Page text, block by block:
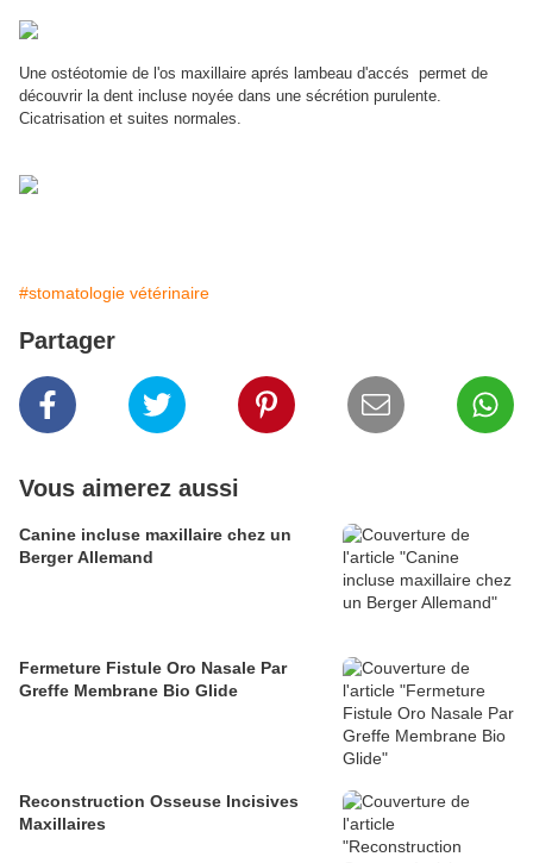
Une ostéotomie de l'os maxillaire aprés lambeau d'accés permet de
découvrir la dent incluse noyée dans une sécrétion purulente.
Cicatrisation et suites normales.
#stomatologie vétérinaire
Partager
Vous aimerez aussi
Canine incluse maxillaire chez un
Berger Allemand
Fermeture Fistule Oro Nasale Par
Greffe Membrane Bio Glide
Reconstruction Osseuse Incisives
Maxillaires